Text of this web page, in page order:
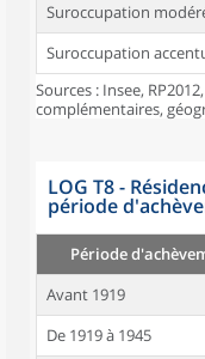
Suroccupation
Suroccupation
Sources : Insee,
complémentaires,
LOG T8 -
période
Période
Avant 1919
De 1919 à 1945